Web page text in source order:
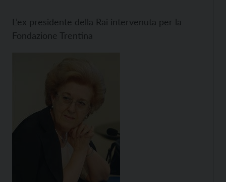
L’ex presidente della Rai intervenuta per la
Fondazione Trentina